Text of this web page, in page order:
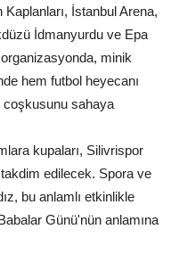
İstanbul Arena,
İdmanyurdu ve Epa
organizasyonda, minik
hem futbol heyecanı
sahaya
kupaları, Silivrispor
takdim edilecek. Spora ve
bu anlamlı etkinlikle
Günü'nün anlamına